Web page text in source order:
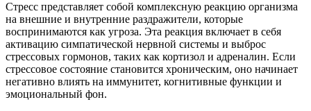
Стресс представляет собой комплексную реакцию организма
на внешние и внутренние раздражители, которые
воспринимаются как угроза. Эта реакция включает в себя
активацию симпатической нервной системы и выброс
стрессовых гормонов, таких как кортизол и адреналин. Если
стрессовое состояние становится хроническим, оно начинает
негативно влиять на иммунитет, когнитивные функции и
эмоциональный фон.